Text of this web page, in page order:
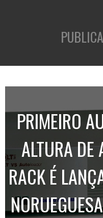
PRIMEIRO
ALTURA DE
RACK É